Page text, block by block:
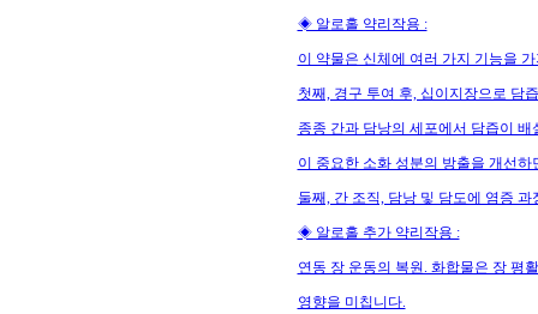
◈ 알로홀 약리작용 :
이 약물은 신체에 여러 가지 기능을
첫째, 경구 투여 후, 십이지장으로 담
종종 간과 담낭의 세포에서 담즙이
이 중요한 소화 성분의 방출을 개선
둘째, 간 조직, 담낭 및 담도에 염증 과
◈ 알로홀 추가 약리작용 :
연동 장 운동의 복원. 화합물은 장 평
영향을 미칩니다.